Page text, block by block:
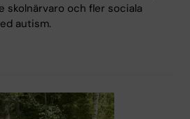
skolnärvaro och fler sociala
autism.